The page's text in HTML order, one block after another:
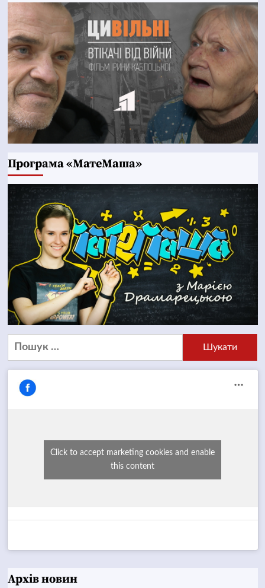
Програма «МатеМаша»
Пошук:
Click to accept marketing cookies and enable
this content
Архів новин